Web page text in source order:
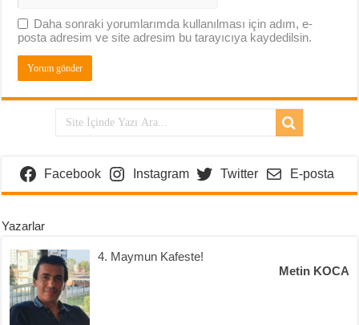
Daha sonraki yorumlarımda kullanılması için adım, e-
posta adresim ve site adresim bu tarayıcıya kaydedilsin.
Facebook Instagram Twitter E-posta
Yazarlar
4. Maymun Kafeste!
Metin KOCA